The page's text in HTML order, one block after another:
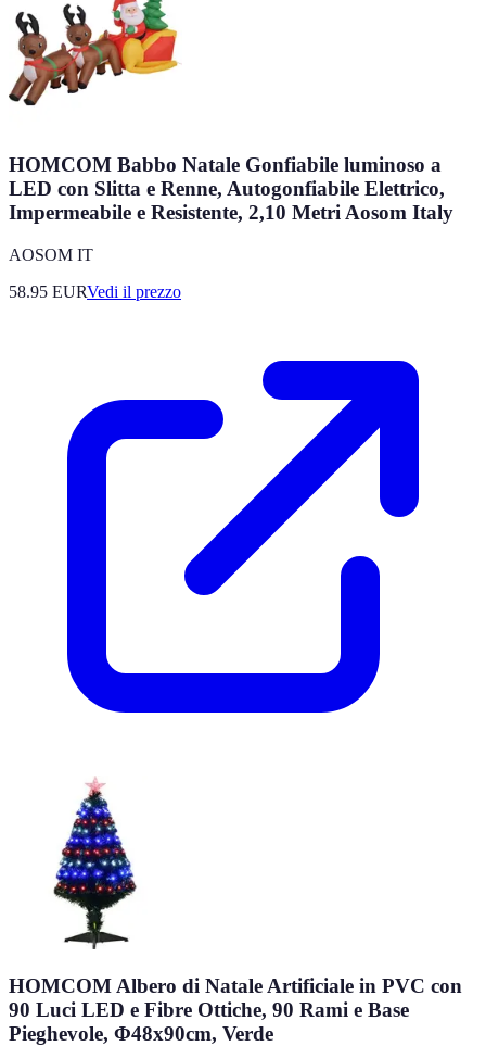
HOMCOM Babbo Natale Gonfiabile luminoso a
LED con Slitta e Renne, Autogonfiabile Elettrico,
Impermeabile e Resistente, 2,10 Metri Aosom Italy
AOSOM IT
58.95 EURVedi il prezzo
HOMCOM Albero di Natale Artificiale in PVC con
90 Luci LED e Fibre Ottiche, 90 Rami e Base
Pieghevole, Φ48x90cm, Verde